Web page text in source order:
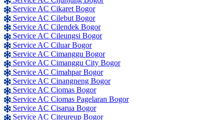
Service AC Cikaret Bogor
Service AC Cilebut Bogor
Service AC Cilendek Bogor
Service AC Cileungsi Bogor
Service AC Ciluar Bogor
Service AC Cimanggu Bogor
Service AC Cimanggu City Bogor
Service AC Cimahpar Bogor
Service AC Cinangneng Bogor
Service AC Ciomas Bogor
Service AC Ciomas Pagelaran Bogor
Service AC Cisarua Bogor
Service AC Citeureup Bogor